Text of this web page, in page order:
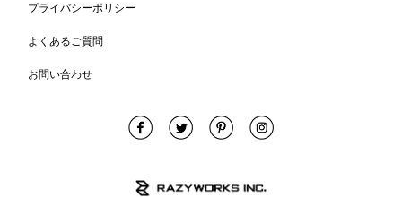
プライバシーポリシー
よくあるご質問
お問い合わせ